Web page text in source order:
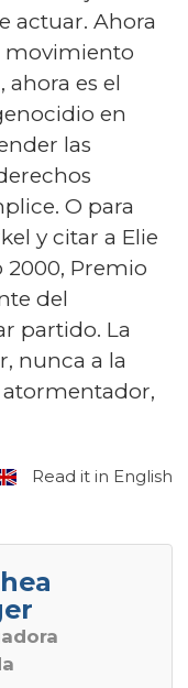
actuar. Ahora
movimiento
es el
en
las
O para
y citar a Elie
2000, Premio
del
partido. La
nunca a la
atormentador,
Read it in English